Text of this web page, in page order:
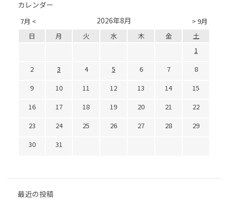
カレンダー
7月 < > 9月
2026年8月
日 月 火 水 木 金
土
1
2
3 4 5 6 7
8
9
10 11 12 13 14
15
16
17 18 19 20 21
22
23
24 25 26 27 28
29
30
31
最近の投稿